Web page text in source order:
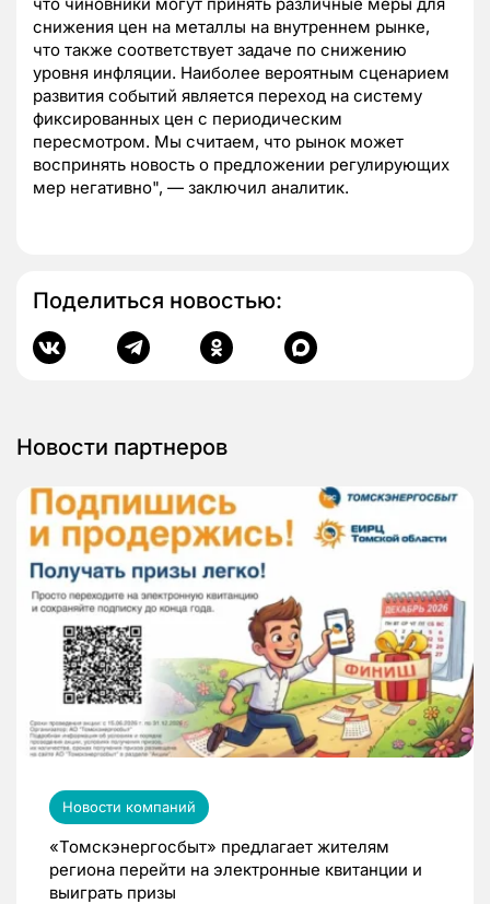
что чиновники могут принять различные меры для
снижения цен на металлы на внутреннем рынке,
что также соответствует задаче по снижению
уровня инфляции. Наиболее вероятным сценарием
развития событий является переход на систему
фиксированных цен с периодическим
пересмотром. Мы считаем, что рынок может
воспринять новость о предложении регулирующих
мер негативно", — заключил аналитик.
Поделиться новостью:
Новости партнеров
Новости компаний
«Томскэнергосбыт» предлагает жителям
региона перейти на электронные квитанции и
выиграть призы